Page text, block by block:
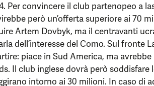
Per convincere il club partenopeo a
però un’offerta superiore ai 70
Artem Dovbyk, ma il centravanti
dell’interesse del Como. Sul fronte
piace in Sud America, ma
Il club inglese dovrà però
intorno ai 30 milioni. In caso di